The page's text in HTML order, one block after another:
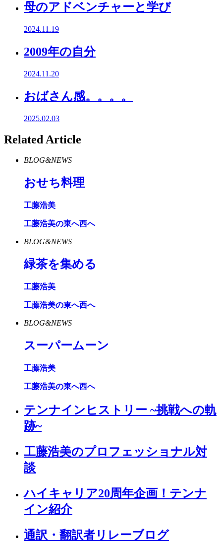
母のアドベンチャーと学び
2024.11.19
2009年の自分
2024.11.20
おばさん感。。。。
2025.02.03
Related Article
BLOG&NEWS
おせち料理
工藤浩美
工藤浩美の東へ西へ
BLOG&NEWS
緑茶を集める
工藤浩美
工藤浩美の東へ西へ
BLOG&NEWS
スーパームーン
工藤浩美
工藤浩美の東へ西へ
テンナインヒストリー ~挑戦への軌
跡~
工藤浩美のプロフェッショナル対
談
ハイキャリア20周年企画！テンナ
イン紹介
通訳・翻訳者リレーブログ